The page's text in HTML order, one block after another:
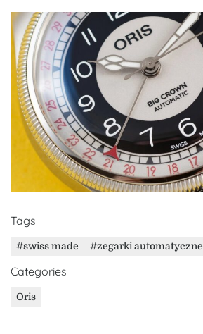
Tags
swiss made zegarki automatyczne
Categories
Oris